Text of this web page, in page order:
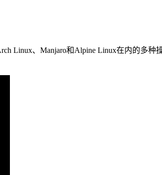
Linux、Manjaro和Alpine Linux在内的多